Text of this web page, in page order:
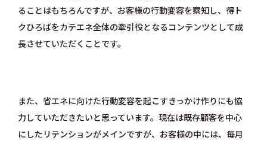
ることはもちろんですが、お客様の行動変容を察知し、得ト
クひろばをカテエネ全体の牽引役となるコンテンツとして成
長させていただくことです。
また、省エネに向けた行動変容を起こすきっかけ作りにも協
力していただきたいと思っています。現在は既存顧客を中心
にしたリテンションがメインですが、お客様の中には、毎月